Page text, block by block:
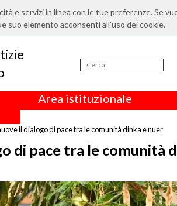
e servizi in linea con le tue preferenze. Se
suo elemento acconsenti all'uso dei cookie.
Area istituzionale
il dialogo di pace tra le comunità dinka e nuer
di pace tra le comunità